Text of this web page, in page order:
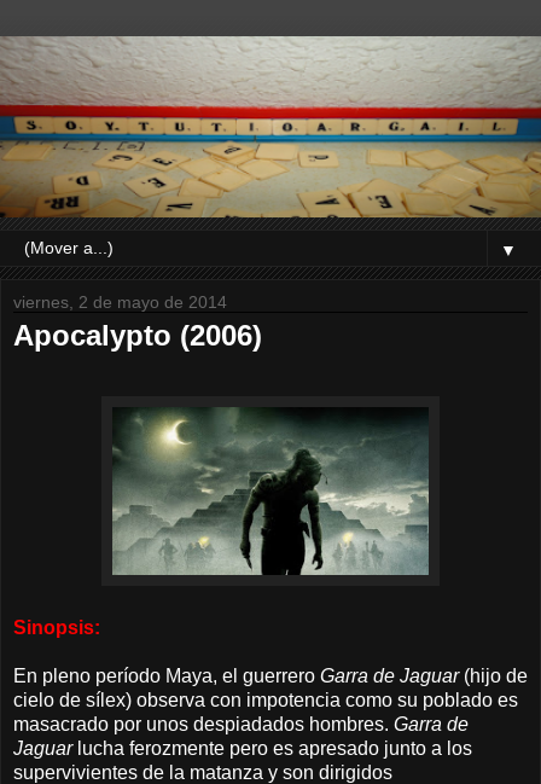
▼
viernes, 2 de mayo de 2014
Apocalypto (2006)
Sinopsis:
En pleno período Maya, el guerrero Garra de Jaguar (hijo de
cielo de sílex) observa con impotencia como su poblado es
masacrado por unos despiadados hombres. Garra de
Jaguar lucha ferozmente pero es apresado junto a los
supervivientes de la matanza y son dirigidos